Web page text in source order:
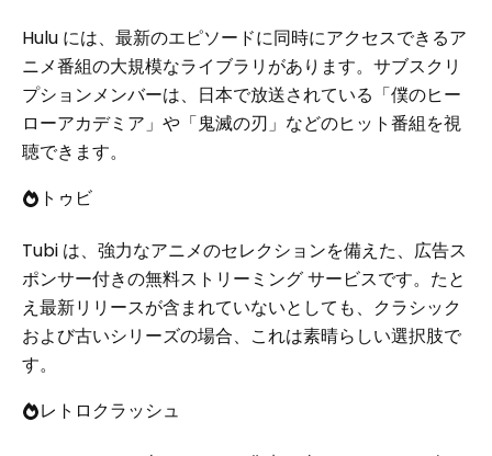
Hulu には、最新のエピソードに同時にアクセスできるア
ニメ番組の大規模なライブラリがあります。サブスクリ
プションメンバーは、日本で放送されている「僕のヒー
ローアカデミア」や「鬼滅の刃」などのヒット番組を視
聴できます。
トゥビ
Tubi は、強力なアニメのセレクションを備えた、広告ス
ポンサー付きの無料ストリーミング サービスです。たと
え最新リリースが含まれていないとしても、クラシック
および古いシリーズの場合、これは素晴らしい選択肢で
す。
レトロクラッシュ